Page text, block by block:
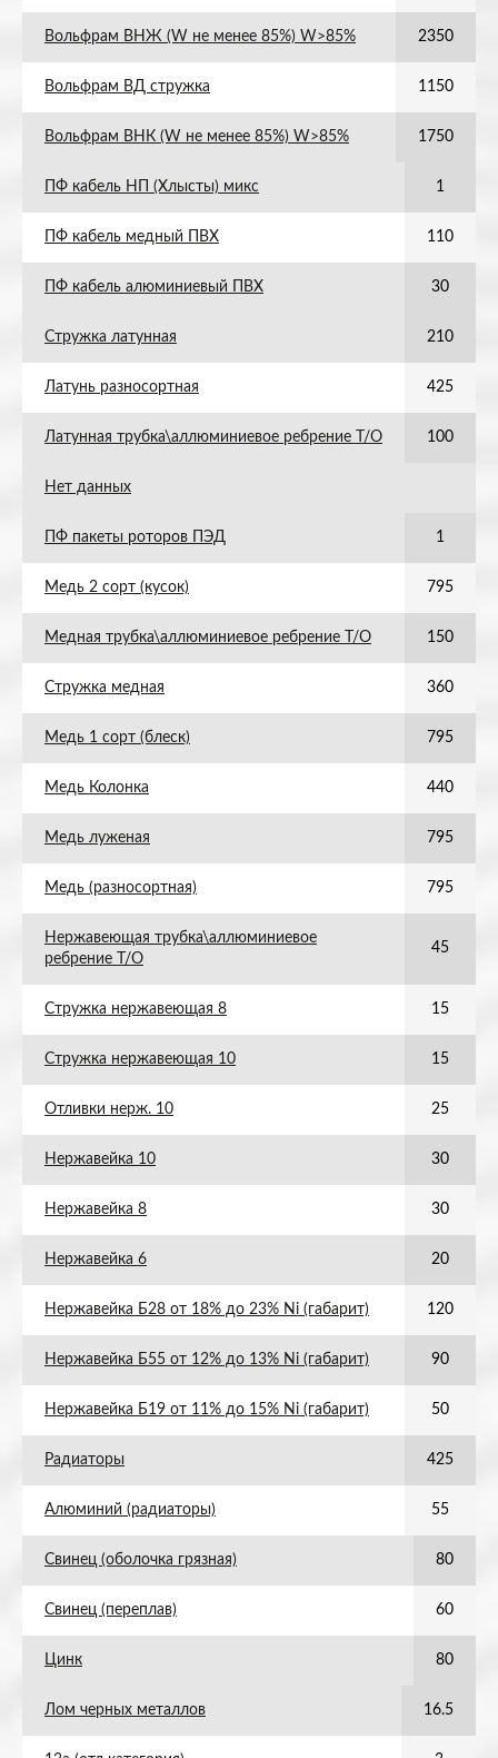
Вольфрам ВНЖ (W не менее 85%) W>85% 2350
Вольфрам ВД стружка 1150
Вольфрам ВНК (W не менее 85%) W>85% 1750
ПФ кабель НП (Хлысты) микс 1
ПФ кабель медный ПВХ 110
ПФ кабель алюминиевый ПВХ 30
Стружка латунная 210
Латунь разносортная 425
Латунная трубка\аллюминиевое ребрение Т/О 100
Нет данных
ПФ пакеты роторов ПЭД 1
Медь 2 сорт (кусок) 795
Медная трубка\аллюминиевое ребрение Т/О 150
Стружка медная 360
Медь 1 сорт (блеск) 795
Медь Колонка 440
Медь луженая 795
Медь (разносортная) 795
Нержавеющая трубка\аллюминиевое
ребрение Т/О
45
Стружка нержавеющая 8 15
Стружка нержавеющая 10 15
Отливки нерж. 10 25
Нержавейка 10 30
Нержавейка 8 30
Нержавейка 6 20
Нержавейка Б28 от 18% до 23% Ni (габарит) 120
Нержавейка Б55 от 12% до 13% Ni (габарит) 90
Нержавейка Б19 от 11% до 15% Ni (габарит) 50
Радиаторы 425
Алюминий (радиаторы) 55
Свинец (оболочка грязная) 80
Свинец (переплав) 60
Цинк 80
Лом черных металлов 16.5